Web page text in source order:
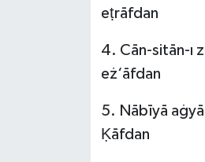
eṭrāfdan
4. Cān-sitān-ı
eż‘āfdan
5. Nābīyā
Ḳāfdan